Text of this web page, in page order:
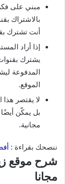
مبني على
أنت تشترك
إذا أراد
يشترك
المدفوعة
الموقع.
لا يقتصر
بل يمكّن
مجانية.
ننصحك بقراءة :
مجانا